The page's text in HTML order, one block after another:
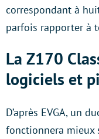
correspondant à
parfois rapporter à
La Z170
logiciels et
D’après EVGA, un
fonctionnera mieux